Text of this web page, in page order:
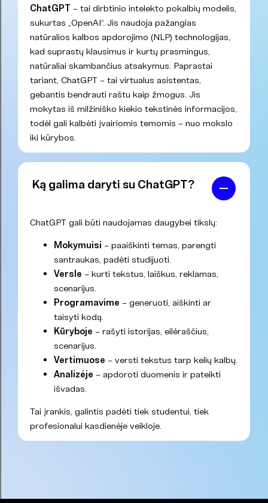
ChatGPT – tai dirbtinio intelekto pokalbių modelis,
sukurtas „OpenAI“. Jis naudoja pažangias
natūralios kalbos apdorojimo (NLP) technologijas,
kad suprastų klausimus ir kurtų prasmingus,
natūraliai skambančius atsakymus. Paprastai
tariant, ChatGPT – tai virtualus asistentas,
gebantis bendrauti raštu kaip žmogus. Jis
mokytas iš milžiniško kiekio tekstinės informacijos,
todėl gali kalbėti įvairiomis temomis – nuo mokslo
iki kūrybos.
Ką galima daryti su ChatGPT?
ChatGPT gali būti naudojamas daugybei tikslų:
Mokymuisi – paaiškinti temas, parengti
santraukas, padėti studijuoti.
Versle – kurti tekstus, laiškus, reklamas,
scenarijus.
Programavime – generuoti, aiškinti ar
taisyti kodą.
Kūryboje – rašyti istorijas, eilėraščius,
scenarijus.
Vertimuose – versti tekstus tarp kelių kalbų.
Analizėje – apdoroti duomenis ir pateikti
išvadas.
Tai įrankis, galintis padėti tiek studentui, tiek
profesionalui kasdienėje veikloje.